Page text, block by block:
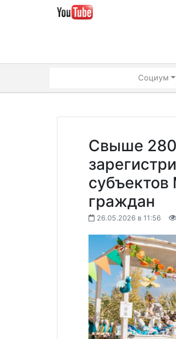
Социум
Свыше
граждан
26.05.2026 в 11:56